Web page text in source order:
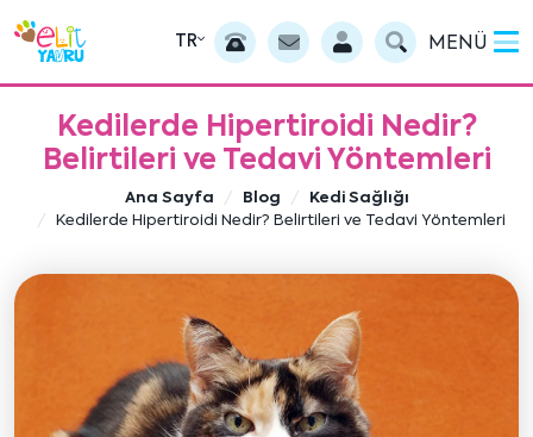
TR MENÜ
Kedilerde Hipertiroidi Nedir?
Belirtileri ve Tedavi Yöntemleri
Ana Sayfa Blog
Kedi Sağlığı
Kedilerde Hipertiroidi Nedir? Belirtileri ve Tedavi Yöntemleri